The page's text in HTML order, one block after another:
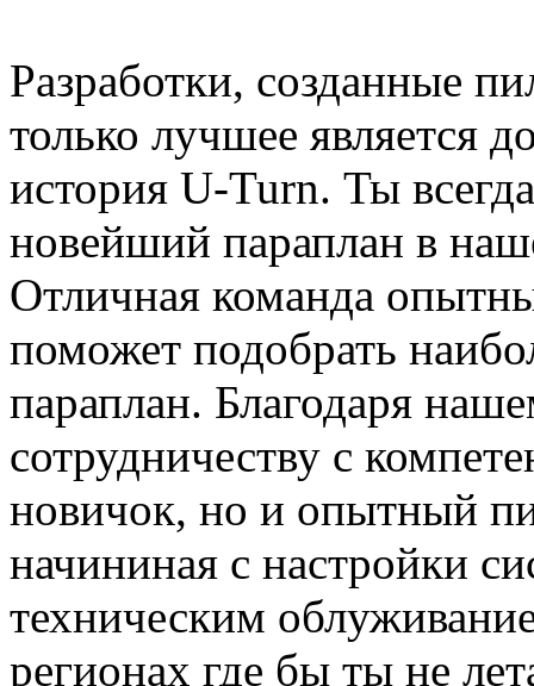
Разработки, созданные
только лучшее является
история U-Turn. Ты
новейший параплан в
Отличная команда
поможет подобрать
параплан. Благодаря
сотрудничеству с
новичок, но и опытный
начининая с настройки
техническим
регионах где бы ты не